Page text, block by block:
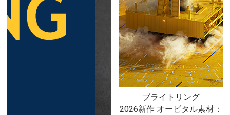
ブライトリング
2026新作 オービタル素材：